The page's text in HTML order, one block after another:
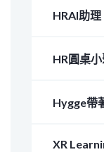
HRAI助理
HR圓桌
Hygge帶
XR